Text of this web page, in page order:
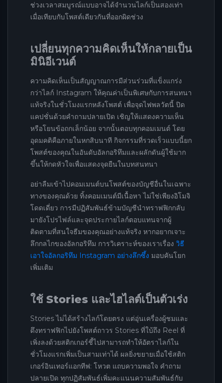
ช่วงเวลาสมบูรณ์แบบอาจได้จำนวนไลก์เป็นสองเท่า
เมื่อเทียบกับโพสต์เดียวกันที่ออกผิดช่วง
เปลี่ยนทุกความคิดเห็นให้กลายเป็น
มินิอีเวนต์
ความคิดเห็นเป็นสัญญาณการมีส่วนร่วมที่แข็งแกร่ง
กว่าไลก์ Instagram ให้คุณค่าเป็นพิเศษกับการสนทนา
แท้จริงในชั่วโมงแรกหลังโพสต์ เพื่อจุดไฟพลวัตนี้ ปิด
แคปชั่นด้วยคำถามปลายเปิด เชิญให้แสดงความเห็น
หรือโยนข้อถกเล็กน้อย จากนั้นตอบทุกคอมเมนต์ โดย
อุดมคติคือภายในหกสิบนาที กิจกรรมที่รวดเร็วแบบนี้ยก
โพสต์ของคุณในอันดับอัลกอริทึมและผลักดันผู้ใช้มาก
ขึ้นให้กดหัวใจเพื่อแสดงจุดยืนในบทสนทนา
อย่าลืมเข้าไปคอมเมนต์บนโพสต์ของบัญชีอื่นในเฉพาะ
ทางของคุณด้วย ทิ้งคอมเมนต์มีเนื้อหา ไม่ใช่เพียงอิโมจิ
โดดเดี่ยว การมีปฏิสัมพันธ์ข้ามบัญชีนำทราฟฟิกกลับ
มายังโปรไฟล์และจุดประกายไลก์ตอบแทนจากผู้
ติดตามที่สนใจธีมของคุณอย่างแท้จริง หากอยากเจาะ
ลึกกลไกของอัลกอริทึม การวิเคราะห์ของเราเรื่อง วิธี
เอาใจอัลกอริทึม Instagram อย่างลึกซึ้ง มอบคันโยก
เพิ่มเติม
ใช้ Stories และไฮไลต์เป็นตัวเร่ง
Stories ไม่ได้สร้างไลก์โดยตรง แต่อุ่นเครื่องผู้ชมและ
ดึงทราฟฟิกไปยังโพสต์ถาวร Stories ที่ใบ้ถึง Reel ที่
เพิ่งลงด้วยสติกเกอร์ชี้ไปสามารถทำให้อัตราไลก์ใน
ชั่วโมงแรกเพิ่มเป็นสามเท่าได้ ผลยิ่งขยายเมื่อใช้สติก
เกอร์อินเทอร์แอกทีฟ: โหวต แถบความพอใจ คำถาม
ปลายเปิด ทุกปฏิสัมพันธ์เพิ่มคะแนนความสัมพันธ์กับ